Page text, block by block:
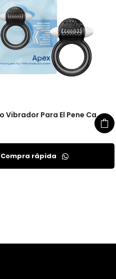
Vibrador Para El Pene Camtoyz
Compra rápida